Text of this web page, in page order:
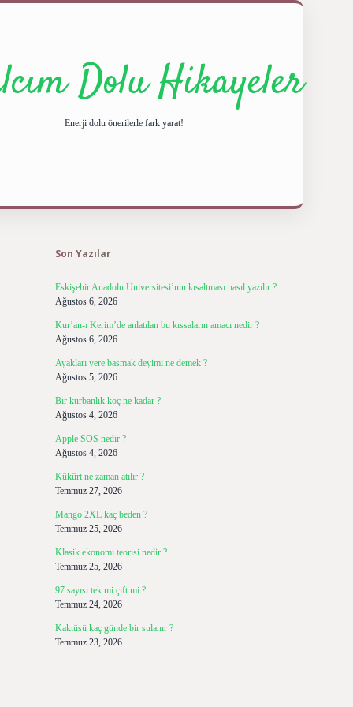
Dolu Hikayeler
Enerji dolu önerilerle fark yarat!
Son Yazılar
Eskişehir Anadolu Üniversitesi’nin kısaltması nasıl yazılır ?
Ağustos 6, 2026
Kur’an-ı Kerim’de anlatılan bu kıssaların amacı nedir ?
Ağustos 6, 2026
Ayakları yere basmak deyimi ne demek ?
Ağustos 5, 2026
Bir kurbanlık koç ne kadar ?
Ağustos 4, 2026
Apple SOS nedir ?
Ağustos 4, 2026
Kükürt ne zaman atılır ?
Temmuz 27, 2026
Mango 2XL kaç beden ?
Temmuz 25, 2026
Klasik ekonomi teorisi nedir ?
Temmuz 25, 2026
97 sayısı tek mi çift mi ?
Temmuz 24, 2026
Kaktüsü kaç günde bir sulanır ?
Temmuz 23, 2026